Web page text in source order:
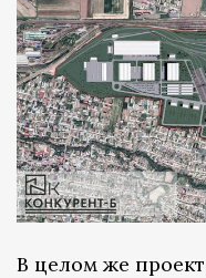
В целом же